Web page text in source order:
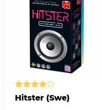
Hitster (Swe)